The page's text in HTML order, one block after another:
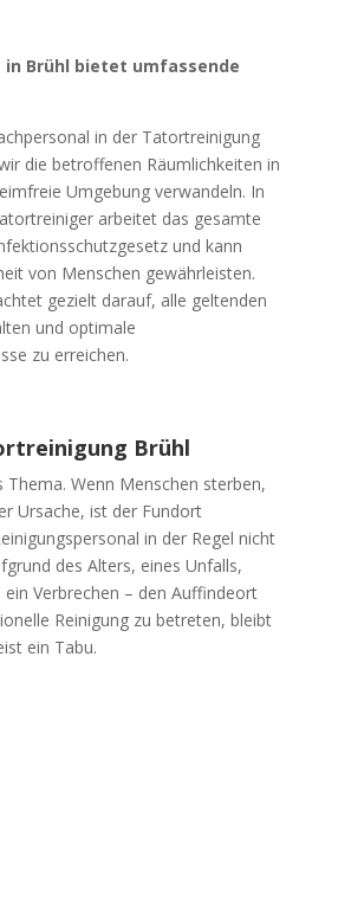
Brühl bietet umfassende
in der Tatortreinigung
die betroffenen Räumlichkeiten in
Umgebung verwandeln. In
arbeitet das gesamte
und kann
von Menschen gewährleisten.
gezielt darauf, alle geltenden
und optimale
zu erreichen.
Brühl
Thema. Wenn Menschen sterben,
Ursache, ist der Fundort
in der Regel nicht
des Alters, eines Unfalls,
ein Verbrechen – den Auffindeort
Reinigung zu betreten, bleibt
ein Tabu.